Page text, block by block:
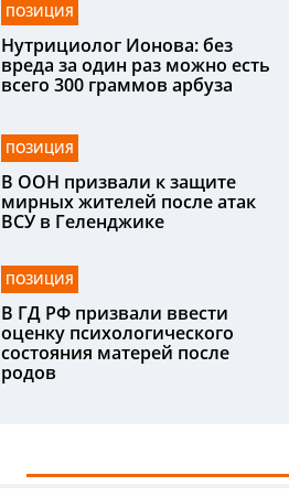
ПОЗИЦИЯ
Нутрициолог Ионова: без
вреда за один раз можно есть
всего 300 граммов арбуза
ПОЗИЦИЯ
В ООН призвали к защите
мирных жителей после атак
ВСУ в Геленджике
ПОЗИЦИЯ
В ГД РФ призвали ввести
оценку психологического
состояния матерей после
родов